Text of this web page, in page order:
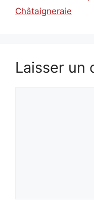
Châtaigneraie
Laisser un